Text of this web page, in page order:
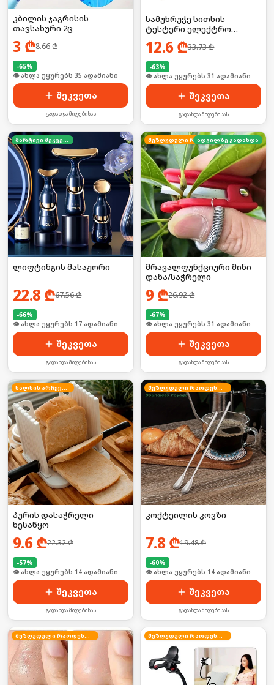
კბილის ჯაგრისის
თავსახური 2ც
3 ₾8.66₾
-65%
🛒 ბოლო 24სთ-ში იყიდა 53-მა
შეკვეთა
გადახდა მიღებისას
სამუხრუჭე სითხის
ტესტერი ელექტრო
კალამი
12.6 ₾33.73₾
-63%
🛒 ბოლო 24სთ-ში იყიდა 42-მა
შეკვეთა
გადახდა მიღებისას
მარტივი შეკვეთა
ლიფტინგის მასაჟორი
22.8 ₾67.56₾
-66%
🛒 ბოლო 24სთ-ში იყიდა 27-მა
შეკვეთა
გადახდა მიღებისას
შეზღუდული რაოდენობა
ადგილზე გადახდა
მრავალფუნქციური მინი
დანა/საჭრელი
9 ₾26.92₾
-67%
🛒 ბოლო 24სთ-ში იყიდა 41-მა
შეკვეთა
გადახდა მიღებისას
ხალხის არჩევანი
პურის დასაჭრელი
ხესაწყო
9.6 ₾22.32₾
-57%
🛒 ბოლო 24სთ-ში იყიდა 23-მა
შეკვეთა
გადახდა მიღებისას
შეზღუდული რაოდენობა
კოქტეილის კოვზი
7.8 ₾19.48₾
-60%
🛒 ბოლო 24სთ-ში იყიდა 23-მა
შეკვეთა
გადახდა მიღებისას
შეზღუდული რაოდენობა შეზღუდული რაოდენობა